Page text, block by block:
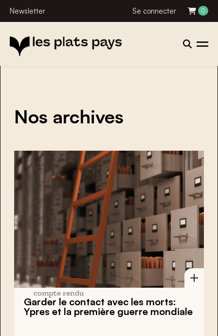
Newsletter Se connecter 0
Nos archives
compte rendu
Garder le contact avec les morts:
Ypres et la première guerre mondiale